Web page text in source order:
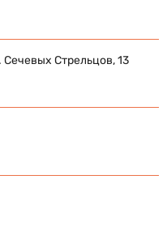
Стрельцов, 13